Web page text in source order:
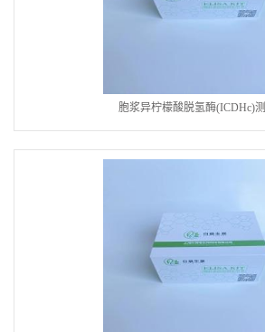
胞浆异柠檬酸脱氢酶(ICDHc)